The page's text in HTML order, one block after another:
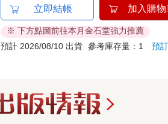
立即結帳 加入購物
※ 下方點圖前往本月金石堂強力推薦
預計 2026/08/10 出貨 參考庫存量：1預